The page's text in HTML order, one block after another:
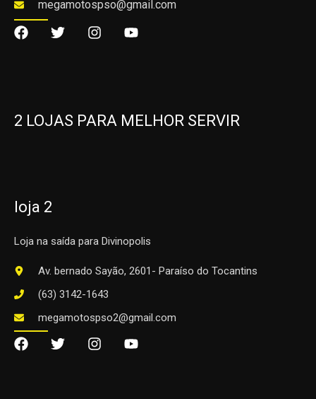
megamotospso@gmail.com
2 LOJAS PARA MELHOR SERVIR
loja 2
Loja na saída para Divinopolis
Av. bernado Sayão, 2601- Paraíso do Tocantins
(63) 3142-1643
megamotospso2@gmail.com